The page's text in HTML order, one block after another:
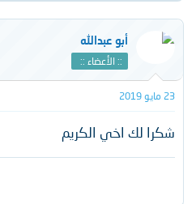
ف
ا
ت
:
أبو عبدالله
:: الأعضاء ::
23 مايو 2019
شكرا لك اخي الكريم